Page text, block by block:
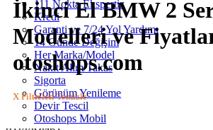
111 Nokta Ekspertiz
Kredi
Garanti ve 7/24 Yol Yardımı
14 Günde Değişim
Her Marka/Model
Nakit Alım/Takas
Sigorta
Görünüm Yenileme
Devir Tescil
Otoshops Mobil
İkinci El BMW 2
Modelleri ve
otoshops.com
X Filtreleri Temizle